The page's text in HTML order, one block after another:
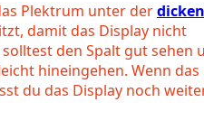
Plektrum unter derdicken
damit das Display nicht
den Spalt gut sehen
hineingehen. Wenn das
du das Display noch